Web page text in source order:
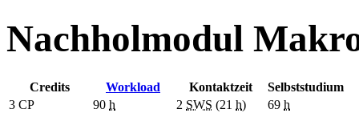
Nachholmodul
Credits Workload Kontaktzeit
Selbststudium
3 CP 90 h 2 SWS (21 h) 69 h